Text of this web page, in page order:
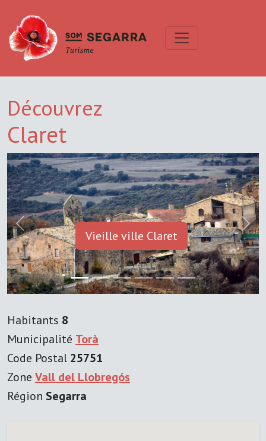
Découvrez
Claret
Vieille ville Claret
Previous Next
Habitants 8
Municipalité Torà
Code Postal 25751
Zone Vall del Llobregós
Région Segarra